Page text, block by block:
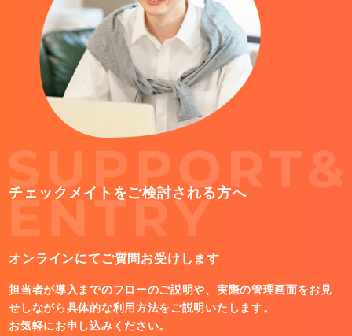
チェックメイトをご検討される方へ
オンラインにてご質問お受けします
担当者が導入までのフローのご説明や、実際の管理画面をお見
せしながら具体的な利用方法をご説明いたします。
お気軽にお申し込みください。